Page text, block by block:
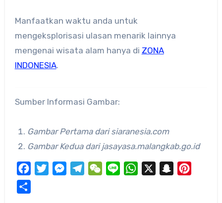
Manfaatkan waktu anda untuk
mengeksplorisasi ulasan menarik lainnya
mengenai wisata alam hanya di ZONA
INDONESIA.
Sumber Informasi Gambar:
Gambar Pertama dari siaranesia.com
Gambar Kedua dari jasayasa.malangkab.go.id
FacebookTwitterMessengerTelegramWeChat
Line WhatsApp Snapchat